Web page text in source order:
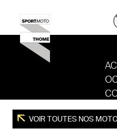
VOIR TOUTES NOS